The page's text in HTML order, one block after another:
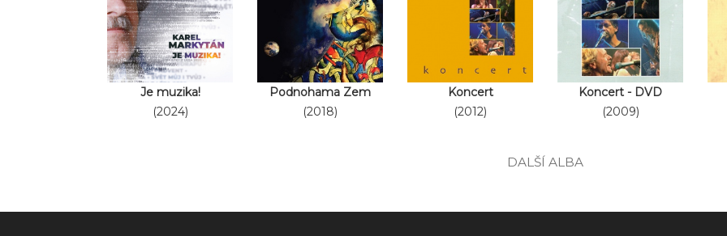
Je muzika!
(2024)
Podnohama Zem
(2018)
Koncert
(2012)
Koncert - DVD
(2009)
DALŠÍ ALBA